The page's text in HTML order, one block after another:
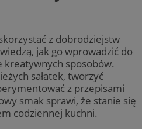
z dobrodziejstw
jak go wprowadzić do
sposobów.
sałatek, tworzyć
z przepisami
smak sprawi, że stanie się
codziennej kuchni.